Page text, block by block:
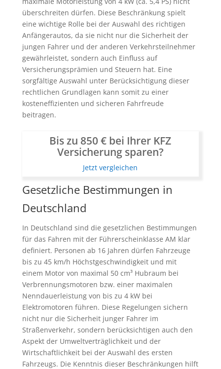
überschreiten dürfen. Diese Beschränkung spielt
eine wichtige Rolle bei der Auswahl des richtigen
Anfängerautos, da sie nicht nur die Sicherheit der
jungen Fahrer und der anderen Verkehrsteilnehmer
gewährleistet, sondern auch Einfluss auf
Versicherungsprämien und Steuern hat. Eine
sorgfältige Auswahl unter Berücksichtigung dieser
rechtlichen Grundlagen kann somit zu einer
kosteneffizienten und sicheren Fahrfreude
beitragen.
Bis zu 850 € bei Ihrer KFZ
Versicherung sparen?
Jetzt vergleichen
Gesetzliche Bestimmungen in
Deutschland
In Deutschland sind die gesetzlichen Bestimmungen
für das Fahren mit der Führerscheinklasse AM klar
definiert. Personen ab 16 Jahren dürfen Fahrzeuge
bis zu 45 km/h Höchstgeschwindigkeit und mit
einem Motor von maximal 50 cm³ Hubraum bei
Verbrennungsmotoren bzw. einer maximalen
Nenndauerleistung von bis zu 4 kW bei
Elektromotoren führen. Diese Regelungen sichern
nicht nur die Sicherheit junger Fahrer im
Straßenverkehr, sondern berücksichtigen auch den
Aspekt der Umweltverträglichkeit und der
Wirtschaftlichkeit bei der Auswahl des ersten
Fahrzeugs. Die Kenntnis dieser Beschränkungen hilft